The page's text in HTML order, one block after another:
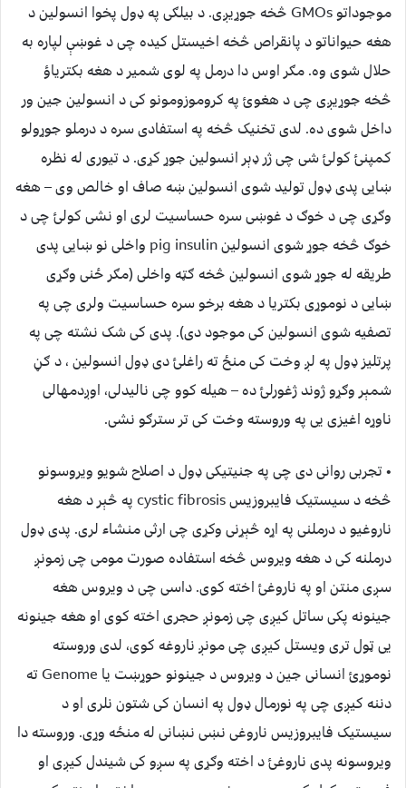
موجوداتو GMOs څخه جوړیږی. د بیلګی په ډول پخوا انسولین د
هغه حیواناتو د پانقراص څخه اخیستل کیده چی د غوښې لپاره به
حلال شوی وه. مګر اوس دا درمل په لوی شمیر د هغه بکتریاؤ
څخه جوړیږی چی د هغوئ په کروموزومونو کی د انسولین جین ور
داخل شوی ده. لدی تخنیک څخه په استفادی سره د درملو جوړولو
کمپنئ کولئ شی چی ژر ډېر انسولین جوړ کړی. د تیوری له نظره
ښایی پدی ډول تولید شوی انسولین ښه صاف او خالص وی – هغه
وګړی چی د خوګ د غوښی سره حساسیت لری او نشی کولئ چی د
خوګ څخه جوړ شوی انسولین pig insulin واخلی نو ښایی پدی
طریقه له جوړ شوی انسولین څخه ګټه واخلی (مګر ځنی وګړی
ښایی د نوموړی بکتریا د هغه برخو سره حساسیت ولری چی په
تصفیه شوی انسولین کی موجود دی). پدی کی شک نشته چی په
پرتلیز ډول په لږ وخت کی منځ ته راغلئ دی ډول انسولین ، د ګڼ
شمېر وګړو ژوند ژغورلئ ده – هیله کوو چی نالیدلی، اوږدمهالی
ناوړه اغیزی یی په وروسته وخت کی تر سترګو نشی.
• تجربی روانی دی چی په جنیتیکی ډول د اصلاح شویو ویروسونو
څخه د سیستیک فایبروزیس cystic fibrosis په څېر د هغه
ناروغیو د درملنی په اړه څېړنی وکړی چی ارثی منشاء لری. پدی ډول
درملنه کی د هغه ویروس څخه استفاده صورت مومی چی زمونږ
سږی منتن او په ناروغئ اخته کوی. داسی چی د ویروس هغه
جینونه پکی ساتل کیږی چی زمونږ حجری اخته کوی او هغه جینونه
یی ټول تری ویستل کیږی چی مونږ ناروغه کوی، لدی وروسته
نوموړئ انسانی جین د ویروس د جینونو حوړښت یا Genome ته
دننه کیږی چی په نورمال ډول په انسان کی شتون نلری او د
سیستیک فایبروزیس ناروغی نښی نښانی له منځه وړی. وروسته دا
ویروسونه پدی ناروغئ د اخته وګړی په سږو کی شیندل کیږی او